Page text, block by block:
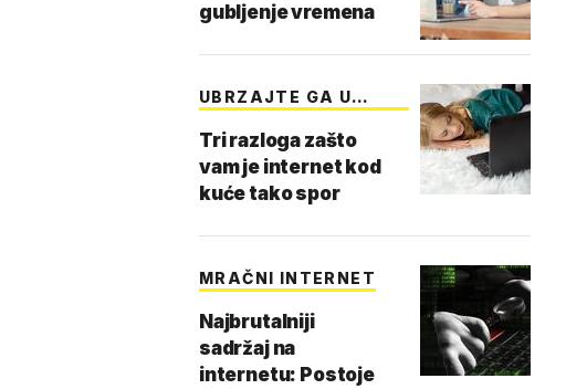
gubljenje vremena
UBRZAJTE GA U
Tri razloga zašto
vam je internet kod
kuće tako spor
MRAČNI INTERNET
Najbrutalniji
sadržaj na
internetu: Postoje